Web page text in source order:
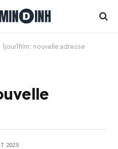
1jour1film : nouvelle adresse
2025